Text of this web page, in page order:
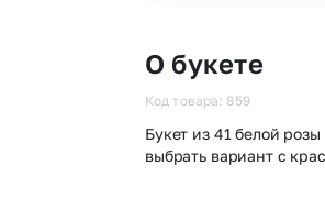
О букете
Код товара: 859
Букет из 41 белой
выбрать вариант с